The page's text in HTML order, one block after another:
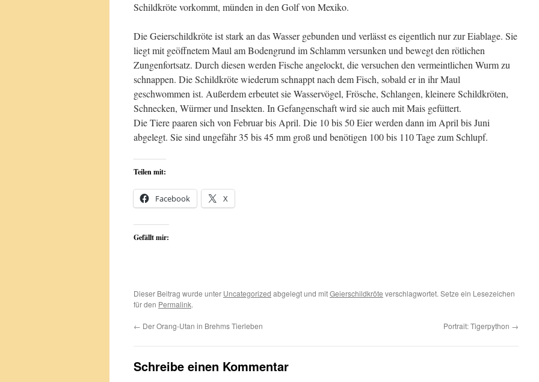
Schildkröte vorkommt, münden in den Golf von Mexiko.
Die Geierschildkröte ist stark an das Wasser gebunden und verlässt es eigentlich nur zur Eiablage. Sie
liegt mit geöffnetem Maul am Bodengrund im Schlamm versunken und bewegt den rötlichen
Zungenfortsatz. Durch diesen werden Fische angelockt, die versuchen den vermeintlichen Wurm zu
schnappen. Die Schildkröte wiederum schnappt nach dem Fisch, sobald er in ihr Maul
geschwommen ist. Außerdem erbeutet sie Wasservögel, Frösche, Schlangen, kleinere Schildkröten,
Schnecken, Würmer und Insekten. In Gefangenschaft wird sie auch mit Mais gefüttert.
Die Tiere paaren sich von Februar bis April. Die 10 bis 50 Eier werden dann im April bis Juni
abgelegt. Sie sind ungefähr 35 bis 45 mm groß und benötigen 100 bis 110 Tage zum Schlupf.
Teilen mit:
Facebook X
Gefällt mir:
Dieser Beitrag wurde unter Uncategorized abgelegt und mitGeierschildkröte verschlagwortet. Setze ein Lesezeichen
für den Permalink.
← Der Orang-Utan in Brehms Tierleben Portrait: Tigerpython →
Schreibe einen Kommentar